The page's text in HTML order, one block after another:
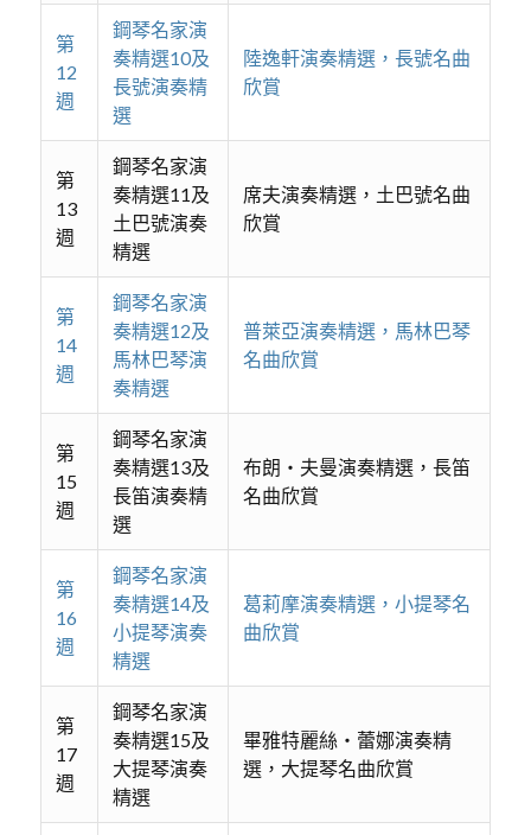
第
12
週
鋼琴名家演
奏精選10及
長號演奏精
選
陸逸軒演奏精選，長號名曲
欣賞
第
13
週
鋼琴名家演
奏精選11及
土巴號演奏
精選
席夫演奏精選，土巴號名曲
欣賞
第
14
週
鋼琴名家演
奏精選12及
馬林巴琴演
奏精選
普萊亞演奏精選，馬林巴琴
名曲欣賞
第
15
週
鋼琴名家演
奏精選13及
長笛演奏精
選
布朗‧夫曼演奏精選，長笛
名曲欣賞
第
16
週
鋼琴名家演
奏精選14及
小提琴演奏
精選
葛莉摩演奏精選，小提琴名
曲欣賞
第
17
週
鋼琴名家演
奏精選15及
大提琴演奏
精選
畢雅特麗絲‧蕾娜演奏精
選，大提琴名曲欣賞